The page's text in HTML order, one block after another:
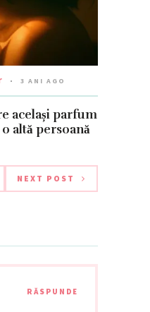
3 ANI AGO
același parfum
altă persoană
NEXT POST
RĂSPUNDE